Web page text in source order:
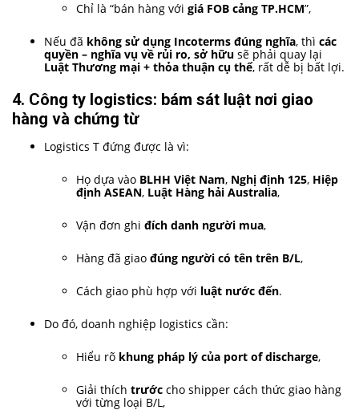
Chỉ là “bán hàng với giá FOB cảng TP.HCM”,
Nếu đã không sử dụng Incoterms đúng nghĩa, thì các
quyền – nghĩa vụ về rủi ro, sở hữu sẽ phải quay lại
Luật Thương mại + thỏa thuận cụ thể, rất dễ bị bất lợi.
4. Công ty logistics: bám sát luật nơi giao
hàng và chứng từ
Logistics T đứng được là vì:
Họ dựa vào BLHH Việt Nam, Nghị định 125, Hiệp
định ASEAN, Luật Hàng hải Australia,
Vận đơn ghi đích danh người mua,
Hàng đã giao đúng người có tên trên B/L,
Cách giao phù hợp với luật nước đến.
Do đó, doanh nghiệp logistics cần:
Hiểu rõ khung pháp lý của port of discharge,
Giải thích trước cho shipper cách thức giao hàng
với từng loại B/L,